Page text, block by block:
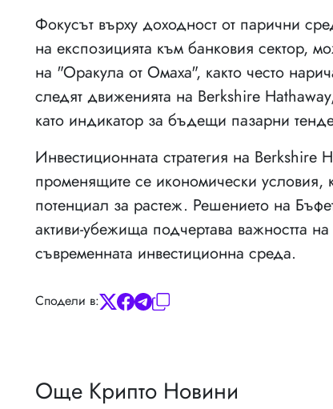
Фокусът върху доходност от парични
на експозицията към банковия сектор,
на "Оракула от Омаха", както често
следят движенията на Berkshire
като индикатор за бъдещи пазарни
Инвестиционната стратегия на
променящите се икономически условия,
потенциал за растеж. Решението на
активи-убежища подчертава важността
съвременната инвестиционна среда.
Сподели в:
Още Крипто Новини